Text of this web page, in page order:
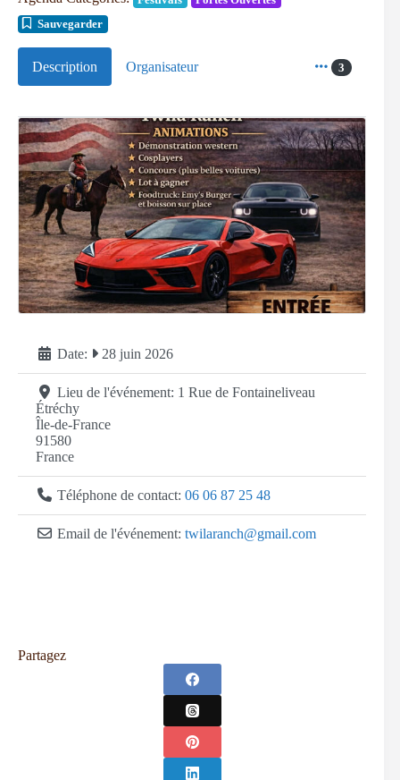
Sauvegarder
Description Organisateur 3
Date: 28 juin 2026
Lieu de l'événement: 1 Rue de Fontaineliveau
Étréchy
Île-de-France
91580
France
Téléphone de contact: 06 06 87 25 48
Email de l'événement: twilaranch@gmail.com
Partagez